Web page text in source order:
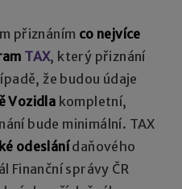
přiznáním co nejvíce
TAX, který přiznání
že budou údaje
Vozidla kompletní,
bude minimální. TAX
odeslánídaňového
Finanční správy ČR